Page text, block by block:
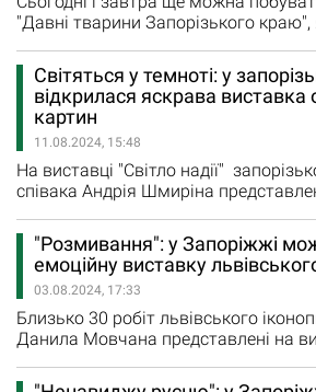
"Давні тварини Запорізького краю",
Січ" Національного заповідника
повідомили на офіційній сторінці
фейсбуці, її присвятили Дню
відзначають 15 серпня. "Для наших…
Світяться у темноті: у
відкрилася яскрава виставка
картин
11.08.2024, 15:48
На виставці "Світло надії"
співака Андрія Шмиріна
історія роботи "Натюрморт з вазою
стала першою картиною, яку в
році. Знайомому художника вона
він запропонував 100 доларів.…
"Розмивання": у Запоріжжі
емоційну виставку
03.08.2024, 17:33
Близько 30 робіт львівського
Данила Мовчана представлені на
організації виставки надала ГО